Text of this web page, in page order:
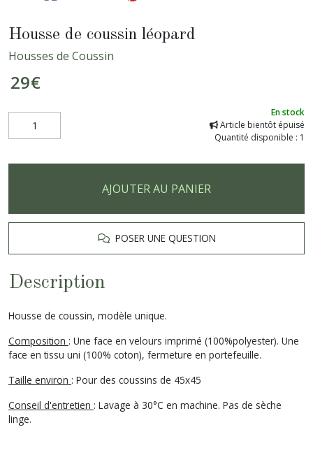
Housse de coussin léopard
Housses de Coussin
29€
En stock
Article bientôt épuisé
Quantité disponible : 1
AJOUTER AU PANIER
POSER UNE QUESTION
Description
Housse de coussin, modèle unique.
Composition : Une face en velours imprimé (100%polyester). Une
face en tissu uni (100% coton), fermeture en portefeuille.
Taille environ : Pour des coussins de 45x45
Conseil d'entretien : Lavage à 30°C en machine. Pas de sèche
linge.